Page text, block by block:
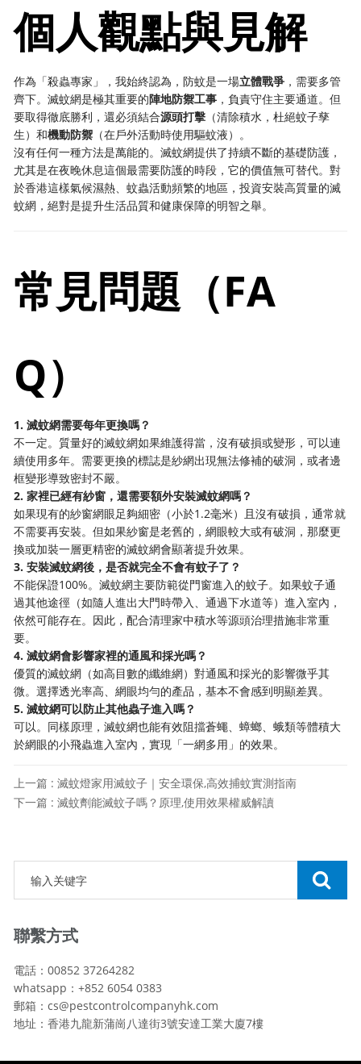
個人觀點與見解
作為「殺蟲專家」，我始終認為，防蚊是一場立體戰爭 ，需要多管
齊下。滅蚊網是極其重要的陣地防禦工事 ，負責守住主要通道。但
要取得徹底勝利，還必須結合源頭打擊 （清除積水，杜絕蚊子孳
生）和機動防禦 （在戶外活動時使用驅蚊液）。
沒有任何一種方法是萬能的。滅蚊網提供了持續不斷的基礎防護，
尤其是在夜晚休息這個最需要防護的時段，它的價值無可替代。對
於香港這樣氣候濕熱、蚊蟲活動頻繁的地區，投資安裝高質量的滅
蚊網，絕對是提升生活品質和健康保障的明智之舉。
常見問題（FA
Q）
1. 滅蚊網需要每年更換嗎？
不一定。質量好的滅蚊網如果維護得當，沒有破損或變形，可以連
續使用多年。需要更換的標誌是紗網出現無法修補的破洞，或者邊
框變形導致密封不嚴。
2. 家裡已經有紗窗，還需要額外安裝滅蚊網嗎？
如果現有的紗窗網眼足夠細密（小於1.2毫米）且沒有破損，通常就
不需要再安裝。但如果紗窗是老舊的，網眼較大或有破洞，那麼更
換或加裝一層更精密的滅蚊網會顯著提升效果。
3. 安裝滅蚊網後，是否就完全不會有蚊子了？
不能保證100%。滅蚊網主要防範從門窗進入的蚊子。如果蚊子通
過其他途徑（如隨人進出大門時帶入、通過下水道等）進入室內，
依然可能存在。因此，配合清理家中積水等源頭治理措施非常重
要。
4. 滅蚊網會影響家裡的通風和採光嗎？
優質的滅蚊網（如高目數的纖維網）對通風和採光的影響微乎其
微。選擇透光率高、網眼均勻的產品，基本不會感到明顯差異。
5. 滅蚊網可以防止其他蟲子進入嗎？
可以。同樣原理，滅蚊網也能有效阻擋蒼蠅、蟑螂、蛾類等體積大
於網眼的小飛蟲進入室內，實現「一網多用」的效果。
上一篇 : 滅蚊燈家用滅蚊子｜安全環保,高效捕蚊實測指南
下一篇 : 滅蚊劑能滅蚊子嗎？原理,使用效果權威解讀
聯繫方式
電話：00852 37264282
whatsapp：+852 6054 0383
郵箱：cs@pestcontrolcompanyhk.com
地址：香港九龍新蒲崗八達街3號安達工業大廈7樓